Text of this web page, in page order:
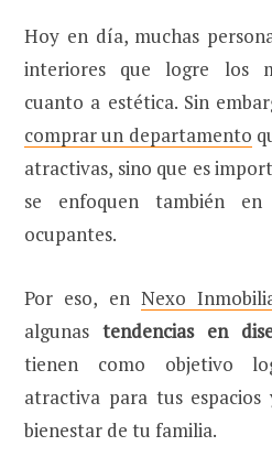
Hoy en día, muchas
interiores que logre los
cuanto a estética. Sin
comprar un departamento
atractivas, sino que es
se enfoquen también
ocupantes.
Por eso, en Nexo
algunas tendencias en
tienen como objetivo
atractiva para tus
bienestar de tu familia.